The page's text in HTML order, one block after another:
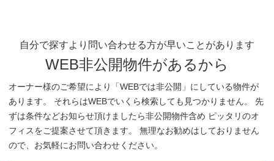
自分で探すより問い合わせる方が早いことがあります
WEB非公開物件があるから
オーナー様のご希望により「WEBでは非公開」にしている物件が
あります。 それらはWEBでいくら検索しても見つかりません。 先
ずは条件などお知らせ頂けましたら非公開物件含め ピッタリのオ
フィスをご提案させて頂きます。 無理なお勧めはしておりません
ので、お気軽にお問い合わせください。